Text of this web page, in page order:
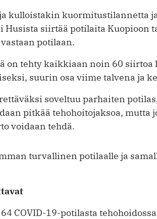
kulloistakin kuormitustilannetta
siirtää potilaita Kuopioon
potilaan.
on tehty kaikkiaan noin 60 siirtoa
suurin osa viime talvena ja
soveltuu parhaiten
pitkää tehohoitojaksoa, mutta
voidaan tehdä.
turvallinen potilaalle ja
COVID-19-potilasta